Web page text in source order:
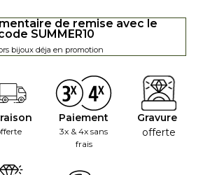
de remise avec le
SUMMER10
bijoux déja en promotion
Paiement
3x & 4x sans
frais
Gravure
offerte